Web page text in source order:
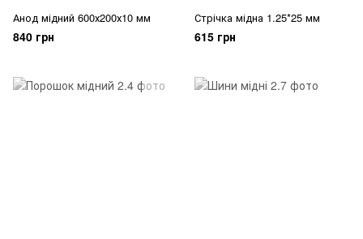
Анод мідний 600х200х10 мм
840 грн
Стрічка мідна 1.25*25 мм
615 грн